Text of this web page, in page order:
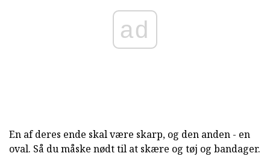
ad
En af deres ende skal være skarp, og den anden - en
oval. Så du måske nødt til at skære og tøj og bandager.